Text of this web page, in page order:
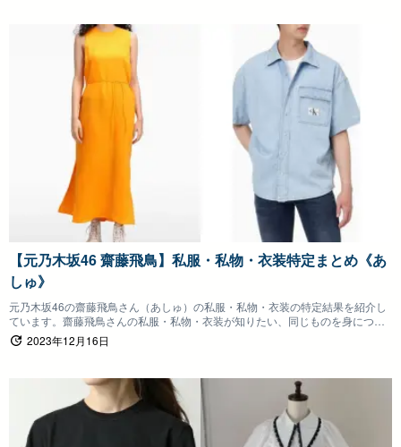
【元乃木坂46 齋藤飛鳥】私服・私物・衣装特定まとめ《あ
しゅ》
元乃木坂46の齋藤飛鳥さん（あしゅ）の私服・私物・衣装の特定結果を紹介し
ています。齋藤飛鳥さんの私服・私物・衣装が知りたい、同じものを身につけ
たいファンの方は参考にしていただけると嬉しいです。
2023年12月16日